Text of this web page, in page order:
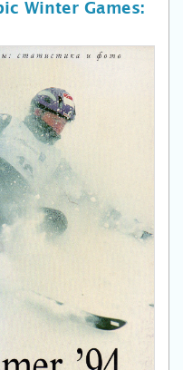
Winter Games: